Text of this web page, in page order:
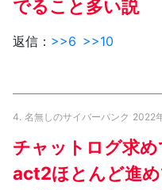
でること多い説
返信： >>6 >>10
4. 名無しのサイバーパンク 2022
チャットログ求め
act2ほとんど進